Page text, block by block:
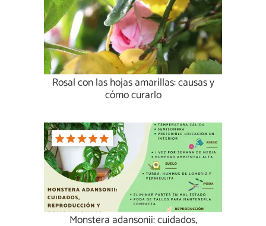
Rosal con las hojas amarillas: causas y
cómo curarlo
Monstera adansonii: cuidados,